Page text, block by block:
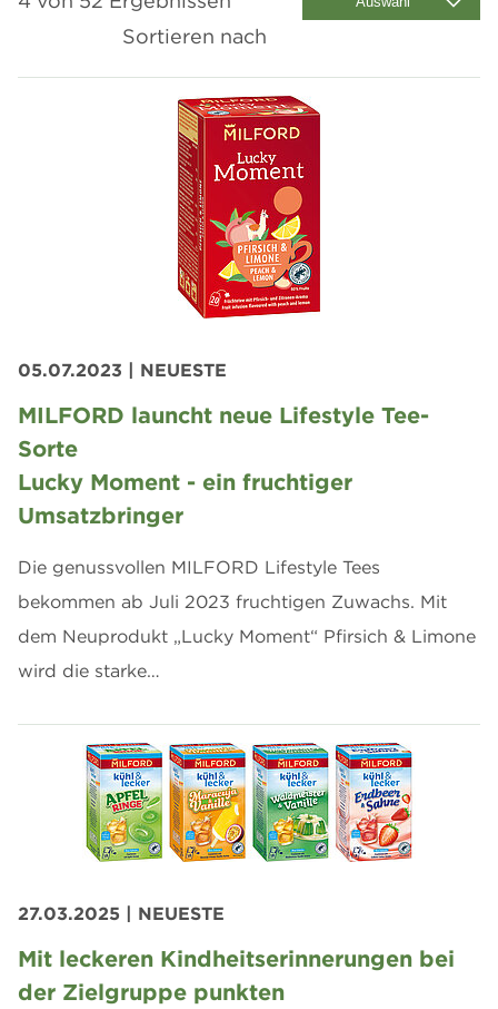
Sortieren nach
05.07.2023 | NEUESTE
MILFORD launcht neue Lifestyle Tee-
Sorte
Lucky Moment - ein fruchtiger
Umsatzbringer
Die genussvollen MILFORD Lifestyle Tees
bekommen ab Juli 2023 fruchtigen Zuwachs. Mit
dem Neuprodukt „Lucky Moment“ Pfirsich & Limone
wird die starke…
27.03.2025 | NEUESTE
Mit leckeren Kindheitserinnerungen bei
der Zielgruppe punkten